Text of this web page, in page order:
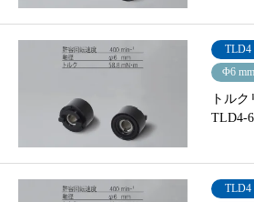
TLD4
Φ6 mm
トル
TLD4-
TLD4